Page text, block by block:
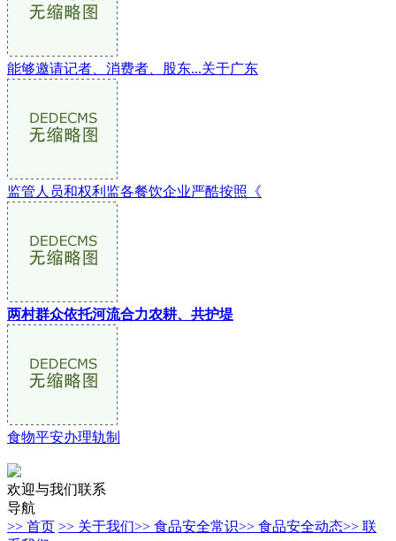
能够邀请记者、消费者、股东...关于广东
监管人员和权利监各餐饮企业严酷按照《
两村群众依托河流合力农耕、共护堤
食物平安办理轨制
欢迎与我们联系
导航
>> 首页 >> 关于我们>> 食品安全常识>> 食品安全动态>> 联